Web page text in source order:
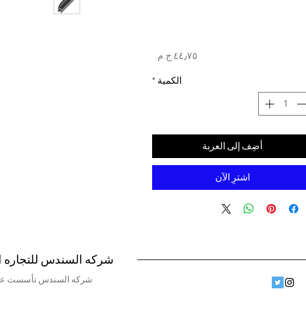
السعر
الكمية *
أضِف إلى العربة
اشترِ الآن
شركه السندس للتجاره
شركه السندس تأسست عام